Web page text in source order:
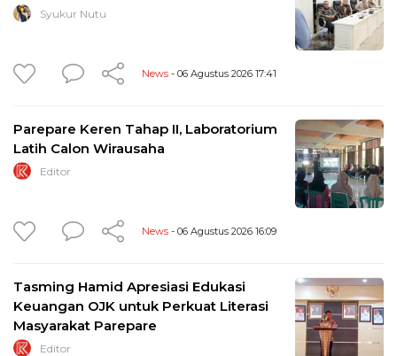
Syukur Nutu
News - 06 Agustus 2026 17:41
Parepare Keren Tahap II, Laboratorium
Latih Calon Wirausaha
Editor
News - 06 Agustus 2026 16:09
Tasming Hamid Apresiasi Edukasi
Keuangan OJK untuk Perkuat Literasi
Masyarakat Parepare
Editor